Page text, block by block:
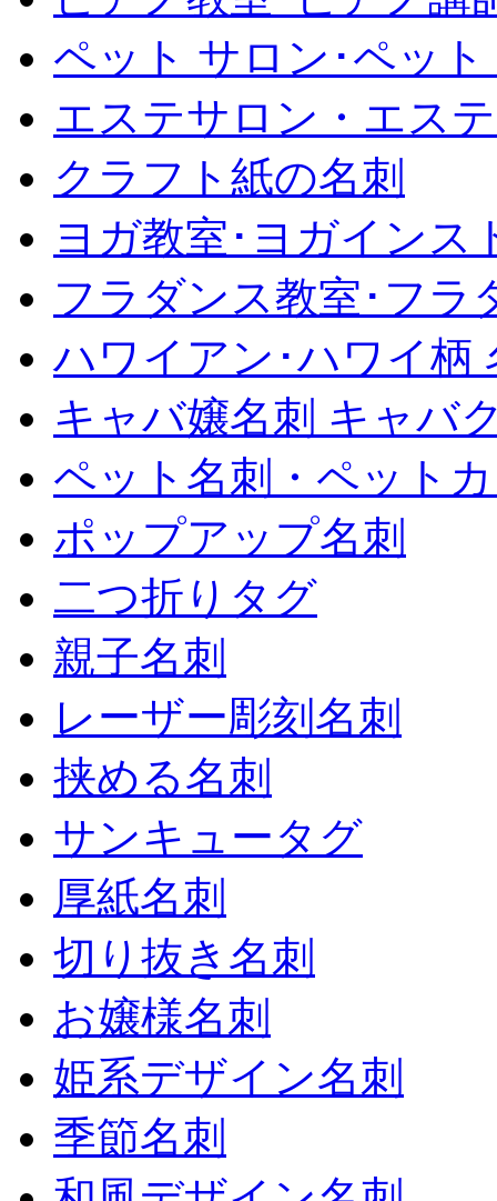
ペット サロン･ペッ
エステサロン・エス
クラフト紙の名刺
ヨガ教室･ヨガインス
フラダンス教室･フラ
ハワイアン･ハワイ柄
キャバ嬢名刺 キャバ
ペット名刺・ペット
ポップアップ名刺
二つ折りタグ
親子名刺
レーザー彫刻名刺
挟める名刺
サンキュータグ
厚紙名刺
切り抜き名刺
お嬢様名刺
姫系デザイン名刺
季節名刺